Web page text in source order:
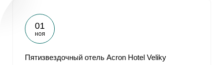
01
ноя
Пятизвездочный отель Acron Hotel Veliky